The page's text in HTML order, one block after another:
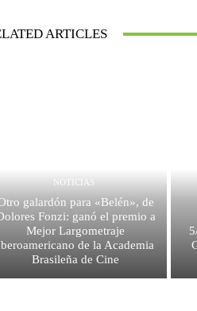
ARTICLES
NOTICIAS
galardón para «Belén», de
Fonzi: ganó el premio a
Mejor Largometraje
de la Academia
Brasileña de Cine